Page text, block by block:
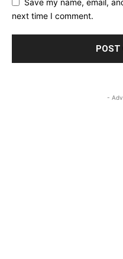
next time I comment.
-